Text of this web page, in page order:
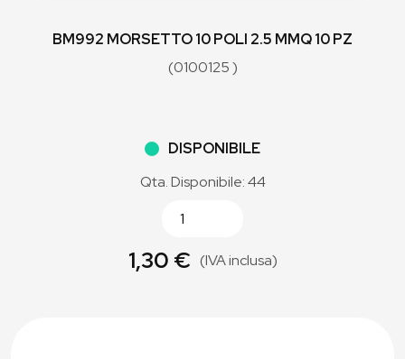
BM992 MORSETTO 10 POLI 2.5 MMQ 10 PZ
(0100125 )
DISPONIBILE
Qta. Disponibile: 44
1,30 € (IVA inclusa)